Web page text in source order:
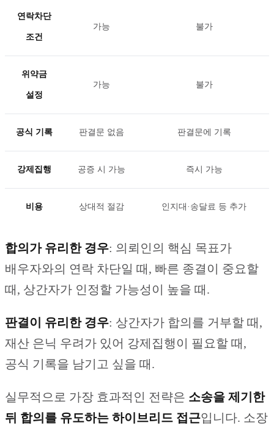
연락차단
조건
가능 불가
위약금
설정
가능 불가
공식 기록 판결문 없음 판결문에 기록
강제집행 공증 시 가능 즉시 가능
비용 상대적 절감 인지대·송달료 등 추가
합의가 유리한 경우: 의뢰인의 핵심 목표가
배우자와의 연락 차단일 때, 빠른 종결이 중요할
때, 상간자가 인정할 가능성이 높을 때.
판결이 유리한 경우: 상간자가 합의를 거부할 때,
재산 은닉 우려가 있어 강제집행이 필요할 때,
공식 기록을 남기고 싶을 때.
실무적으로 가장 효과적인 전략은 소송을 제기한
뒤 합의를 유도하는 하이브리드 접근입니다. 소장